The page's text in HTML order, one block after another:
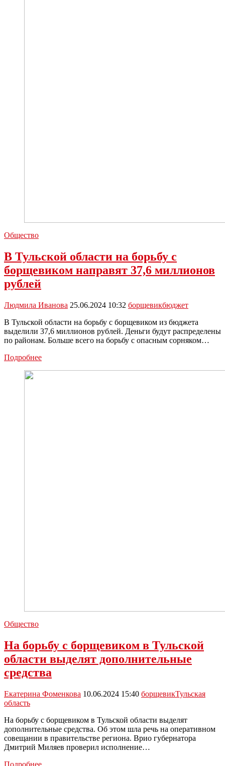
Общество
В Тульской области на борьбу с
борщевиком направят 37,6 миллионов
рублей
Людмила Иванова 25.06.2024 10:32 борщевикбюджет
В Тульской области на борьбу с борщевиком из бюджета
выделили 37,6 миллионов рублей. Деньги будут распределены
по районам. Больше всего на борьбу с опасным сорняком…
ПодробнееВ
Общество
На борьбу с борщевиком в Тульской
области выделят дополнительные
средства
Екатерина Фоменкова 10.06.2024 15:40 борщевикТульская
область
На борьбу с борщевиком в Тульской области выделят
дополнительные средства. Об этом шла речь на оперативном
совещании в правительстве региона. Врио губернатора
Дмитрий Миляев проверил исполнение…
ПодробнееНа